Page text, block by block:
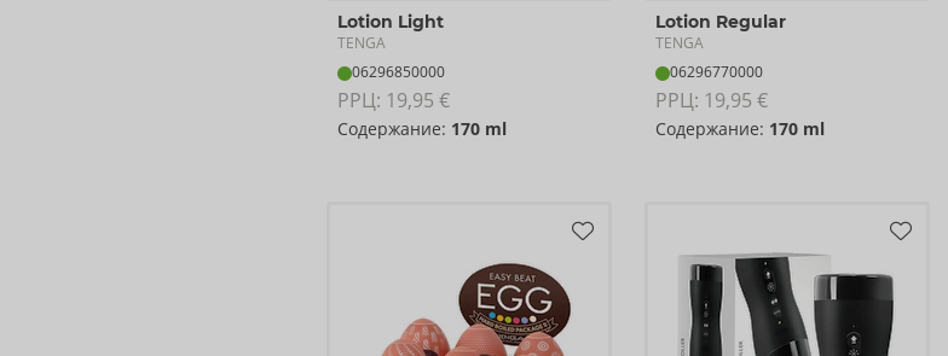
Lotion Light
TENGA
06296850000
РРЦ: 19,95 €
Содержание: 170 ml
Lotion Regular
TENGA
06296770000
РРЦ: 19,95 €
Содержание: 170 ml